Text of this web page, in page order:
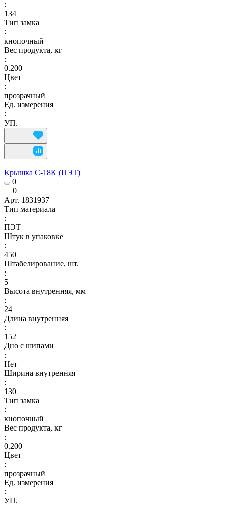
:
134
Тип замка
:
кнопочный
Вес продукта, кг
:
0.200
Цвет
:
прозрачный
Ед. измерения
:
УП.
Крышка С-18К (ПЭТ)
0
0
Арт. 1831937
Тип материала
:
ПЭТ
Штук в упаковке
:
450
Штабелирование, шт.
:
5
Высота внутренняя, мм
:
24
Длина внутренняя
:
152
Дно с шипами
:
Нет
Ширина внутренняя
:
130
Тип замка
:
кнопочный
Вес продукта, кг
:
0.200
Цвет
:
прозрачный
Ед. измерения
:
УП.